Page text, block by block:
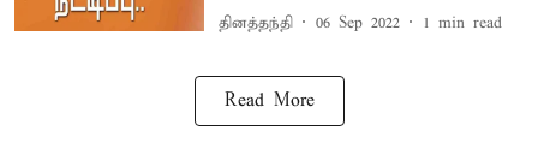
தினத்தந்தி 06 Sep 2022 1 min read
Read More